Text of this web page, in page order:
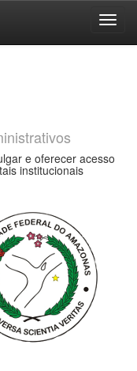
e oferecer acesso
institucionais